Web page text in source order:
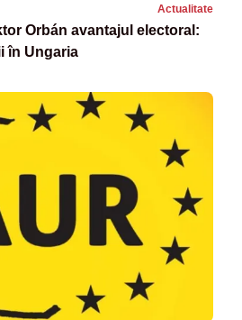
Actualitate
Orbán avantajul electoral:
în Ungaria